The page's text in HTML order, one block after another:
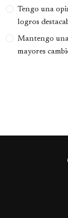
Tengo una
logros
Mantengo
mayores